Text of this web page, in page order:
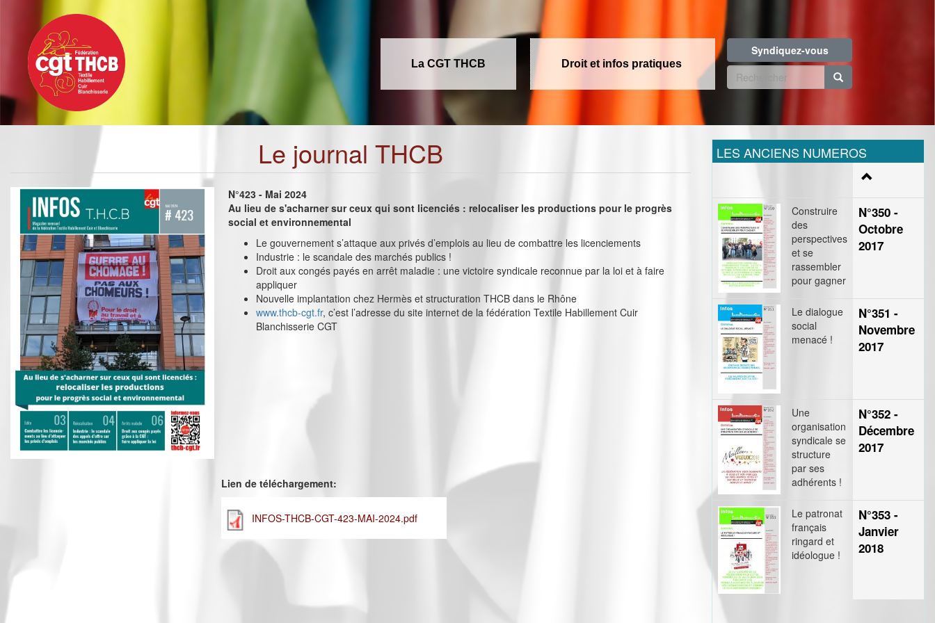
contenu
principal
La CGT THCB Droit et infos pratiques
Syndiquez-vous
Formulaire
recherche
Le journal THCB
N°423 - Mai 2024
Au lieu de s'acharner sur ceux qui sont licenciés : relocaliser les productions pour le progrès
social et environnemental
Le gouvernement s’attaque aux privés d’emplois au lieu de combattre les licenciements
Industrie : le scandale des marchés publics !
Droit aux congés payés en arrêt maladie : une victoire syndicale reconnue par la loi et à faire
appliquer
Nouvelle implantation chez Hermès et structuration THCB dans le Rhône
www.thcb-cgt.fr, c’est l’adresse du site internet de la fédération Textile Habillement Cuir
Blanchisserie CGT
Lien de téléchargement:
INFOS-THCB-CGT-423-MAI-2024.pdf
LES ANCIENS NUMEROS
Construire
des
perspectives
et se
rassembler
pour gagner
N°350 -
Octobre
2017
Le dialogue
social
menacé !
N°351 -
Novembre
2017
Une
organisation
syndicale se
structure
par ses
adhérents !
N°352 -
Décembre
2017
Le patronat
français
ringard et
idéologue !
N°353 -
Janvier
2018